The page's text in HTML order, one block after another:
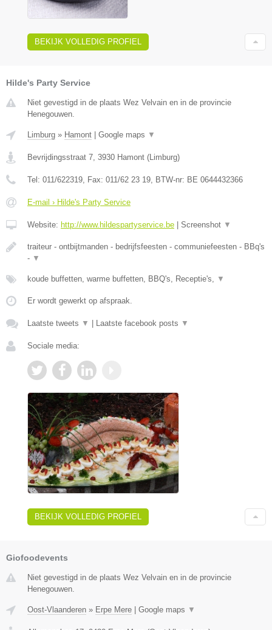
BEKIJK VOLLEDIG PROFIEL
Hilde's Party Service
Niet gevestigd in de plaats Wez Velvain en in de provincie
Henegouwen.
Limburg » Hamont Google maps ▼
Bevrijdingsstraat 7 3930 Hamont ( Limburg)
Tel: 011/622319 , Fax: 011/62 23 19 , BTW-nr: BE 0644432366
E-mail › Hilde's Party Service
Website: http://www.hildespartyservice.be Screenshot ▼
traiteur - ontbijtmanden - bedrijfsfeesten - communiefeesten - BBq's
- ▼
koude buffetten, warme buffetten, BBQ's, Receptie's, ▼
Er wordt gewerkt op afspraak.
Laatste tweets ▼ Laatste facebook posts ▼
Sociale media:
BEKIJK VOLLEDIG PROFIEL
Giofoodevents
Niet gevestigd in de plaats Wez Velvain en in de provincie
Henegouwen.
Oost-Vlaanderen » Erpe Mere | Google maps ▼